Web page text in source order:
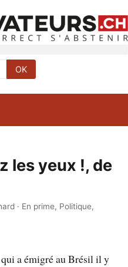
OK
les yeux !, de
· En prime, Politique,
a émigré au Brésil il y